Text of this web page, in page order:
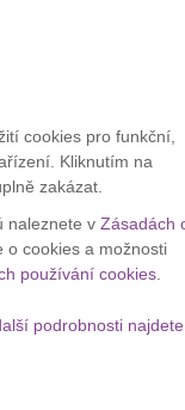
Century Fox,
výhodu oproti
miliardu
se objeví i
Marvelu, dva
cookies pro funkční,
Kliknutím na
zakázat.
naleznete v Zásadách
o cookies a možnosti
používání cookies.
podrobnosti najdete